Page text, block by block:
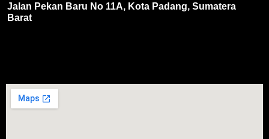
Jalan Pekan Baru No 11A, Kota Padang, Sumatera
Barat